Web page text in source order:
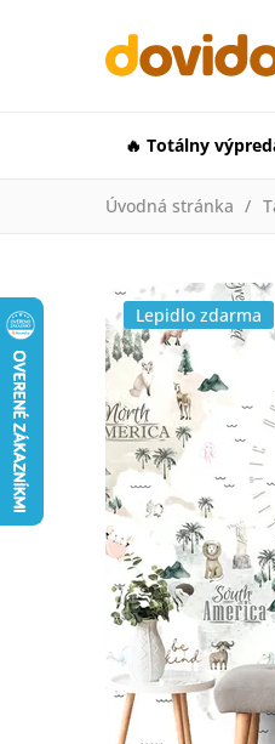
🔥 Totálny
Úvodná stránka
Lepidlo zdarma